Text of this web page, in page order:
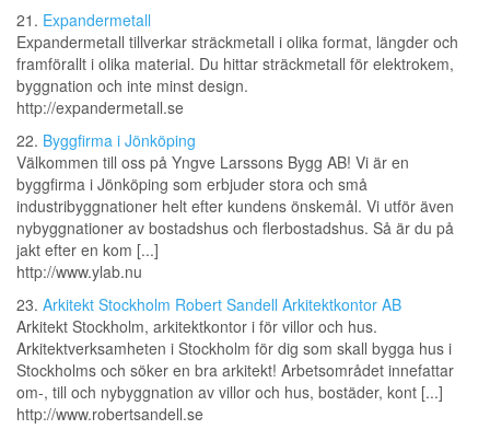
21. Expandermetall
Expandermetall tillverkar sträckmetall i olika format, längder och
framförallt i olika material. Du hittar sträckmetall för elektrokem,
byggnation och inte minst design.
http://expandermetall.se
22. Byggfirma i Jönköping
Välkommen till oss på Yngve Larssons Bygg AB! Vi är en
byggfirma i Jönköping som erbjuder stora och små
industribyggnationer helt efter kundens önskemål. Vi utför även
nybyggnationer av bostadshus och flerbostadshus. Så är du på
jakt efter en kom [...]
http://www.ylab.nu
23. Arkitekt Stockholm Robert Sandell Arkitektkontor AB
Arkitekt Stockholm, arkitektkontor i för villor och hus.
Arkitektverksamheten i Stockholm för dig som skall bygga hus i
Stockholms och söker en bra arkitekt! Arbetsområdet innefattar
om-, till och nybyggnation av villor och hus, bostäder, kont [...]
http://www.robertsandell.se